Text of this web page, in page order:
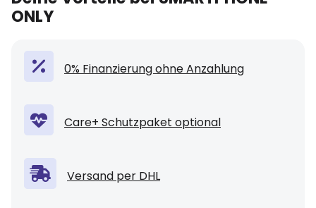
ONLY
0% Finanzierung ohne Anzahlung
Care+ Schutzpaket optional
Versand per DHL